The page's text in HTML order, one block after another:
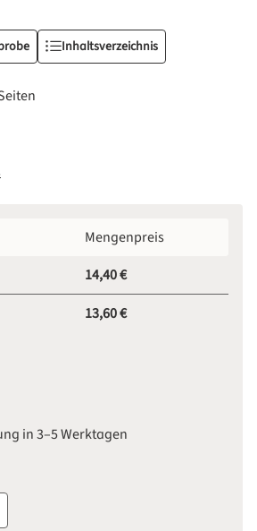
Inhaltsverzeichnis
Mengenpreis
14,40 €
13,60 €
in 3–5 Werktagen